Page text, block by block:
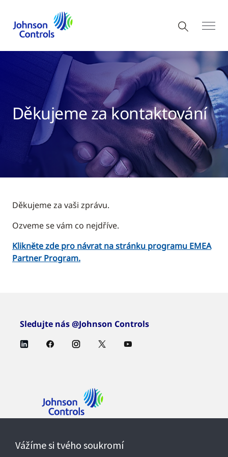
Děkujeme za kontaktování
Děkujeme za vaši zprávu.
Ozveme se vám co nejdříve.
Klikněte zde pro návrat na stránku programu EMEA
Partner Program.
Sledujte nás @Johnson Controls
Vážíme si tvého soukromí